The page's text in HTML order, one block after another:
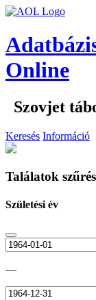
Online
Szovjet
Keresés Információ
Találatok
Születési év
—